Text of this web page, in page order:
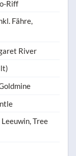
Riff
Fähre,
River
Tree